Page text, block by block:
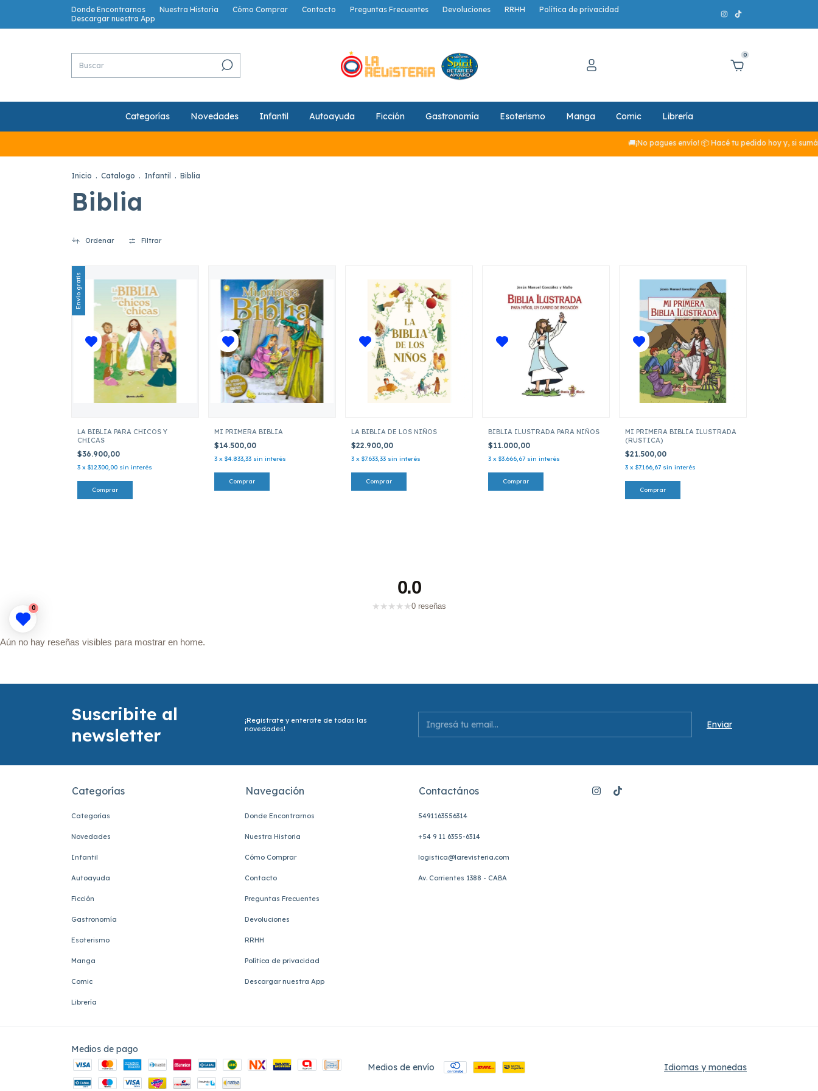
Donde Encontrarnos Nuestra Historia Cómo Comprar Contacto Preguntas Frecuentes Devoluciones RRHH
Política de privacidad
Descargar nuestra App
0
Categorías Novedades Infantil Autoayuda Ficción Gastronomía Esoterismo Manga Comic Librería
🚚¡No pagues envío! 📦 Hacé tu pedido hoy y, si
Inicio . Catalogo . Infantil . Biblia
Biblia
Ordenar Filtrar
Envío gratis
LA BIBLIA PARA CHICOS Y
CHICAS
$36.900,00
3 x $12.300,00 sin interés
MI PRIMERA BIBLIA
$14.500,00
3 x $4.833,33 sin interés
LA BIBLIA DE LOS NIÑOS
$22.900,00
3 x $7.633,33 sin interés
BIBLIA ILUSTRADA PARA NIÑOS
$11.000,00
3 x $3.666,67 sin interés
MI PRIMERA BIBLIA ILUSTRADA
(RUSTICA)
$21.500,00
3 x $7.166,67 sin interés
0.0
★ ★ ★ ★ ★0 reseñas
Aún no hay reseñas visibles para mostrar en home.
Suscribite al
newsletter
¡Registrate y enterate de todas las
novedades!
Categorías
Categorías
Novedades
Infantil
Autoayuda
Ficción
Gastronomía
Esoterismo
Manga
Comic
Librería
Navegación
Donde Encontrarnos
Nuestra Historia
Cómo Comprar
Contacto
Preguntas Frecuentes
Devoluciones
RRHH
Política de privacidad
Descargar nuestra App
Contactános
5491163556314
+54 9 11 6355-6314
logistica@larevisteria.com
Av. Corrientes 1388 - CABA
Medios de pago
Medios de envío
Idiomas y monedas
0